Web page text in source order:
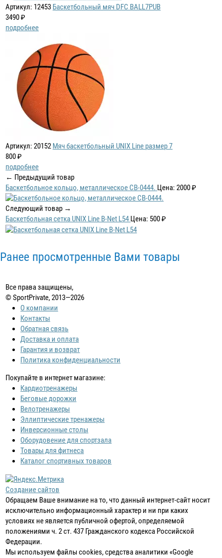
Артикул: 12453 Баскетбольный мяч DFC BALL7PUB
3490 ₽
подробнее
Артикул: 20152 Мяч баскетбольный UNIX Line размер 7
800 ₽
подробнее
← Предыдущий товар
Баскетбольное кольцо, металлическое СВ-0444. Цена: 2000 ₽
Следующий товар →
Баскетбольная сетка UNIX Line B-Net L54 Цена: 500 ₽
Ранее просмотренные Вами товары
Все права защищены,
© SportPrivate, 2013—2026
О компании
Контакты
Обратная связь
Доставка и оплата
Гарантия и возврат
Политика конфиденциальности
Покупайте в интернет магазине:
Кардиотренажеры
Беговые дорожки
Велотренажеры
Эллиптические тренажеры
Инверсионные столы
Оборудовение для спортзала
Товары для фитнеса
Каталог спортивных товаров
Создание сайтов
Обращаем Ваше внимание на то, что данный интернет-сайт носит
исключительно информационный характер и ни при каких
условиях не является публичной офертой, определяемой
положениями ч. 2 ст. 437 Гражданского кодекса Российской
Федерации.
Мы используем файлы cookies, средства аналитики «Google